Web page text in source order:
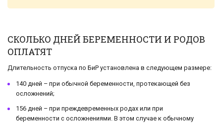
СКОЛЬКО ДНЕЙ БЕРЕМЕННОСТИ И РОДОВ
ОПЛАТЯТ
Длительность отпуска по БиР установлена в следующем размере:
140 дней – при обычной беременности, протекающей без
осложнений;
156 дней – при преждевременных родах или при
беременности с осложнениями. В этом случае к обычному